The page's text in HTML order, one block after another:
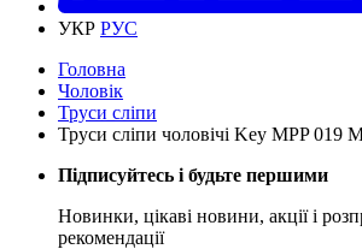
УКР РУС
Головна
Чоловік
Труси сліпи
Труси сліпи чоловічі Key MPP 019
Підписуйтесь і будьте першими
Новинки, цікаві новини, акції і
рекомендації